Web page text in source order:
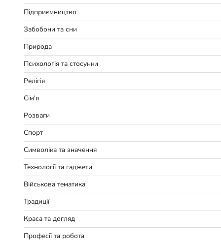
Підприємництво
Забобони та сни
Природа
Психологія та стосунки
Релігія
Сім'я
Розваги
Спорт
Символіка та значення
Технології та гаджети
Військова тематика
Традиції
Краса та догляд
Професії та робота